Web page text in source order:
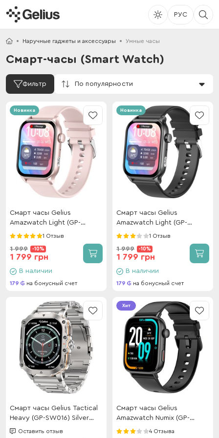
РУС
Наручные гаджеты и аксессуары Умные часы
Смарт-часы (Smart Watch)
Фильтр По популярности
Новинка
Смарт часы Gelius
Amazwatch Light (GP-
SW015) Pink
1 Отзыв
1 999 -10%
1 799 грн
В наличии
179 на бонусный счет
Новинка
Смарт часы Gelius
Amazwatch Light (GP-
SW015) Black
1 Отзыв
1 999 -10%
1 799 грн
В наличии
179 на бонусный счет
Смарт часы Gelius Tactical
Heavy (GP-SW016) Silver
Titan
Оставить отзыв
Хит
Смарт часы Gelius
Amazwatch Numix (GP-
SW009) Black
4 Отзыва